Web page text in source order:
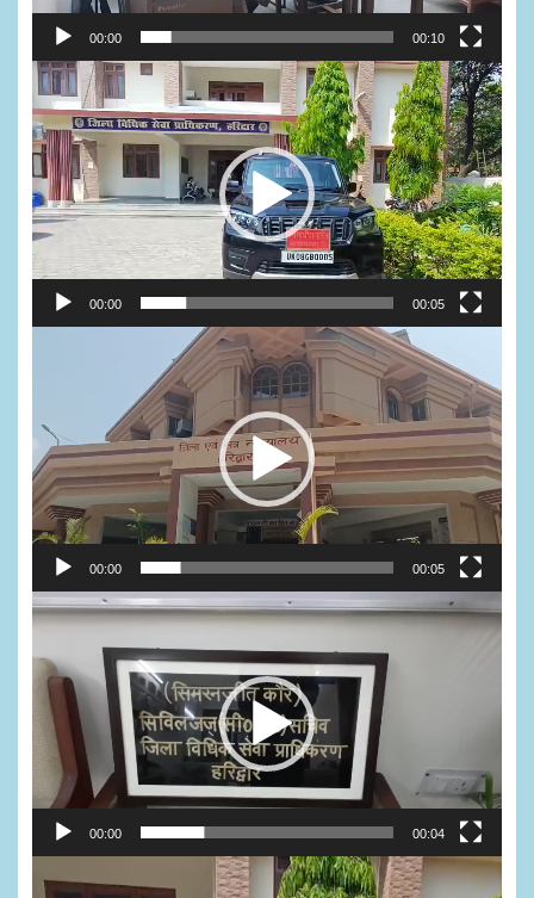
00:00 00:10
Video
Player
00:00 00:05
00:00 00:05
Video
00:00 00:04